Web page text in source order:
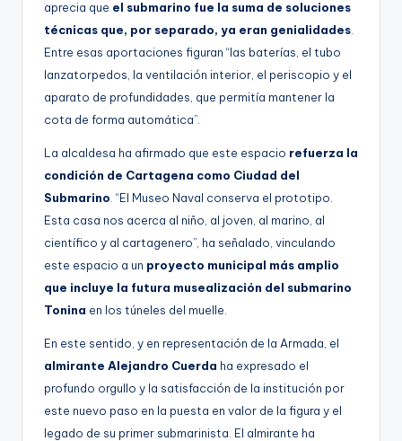
aprecia que el submarino fue la suma de soluciones
técnicas que, por separado, ya eran genialidades
Entre esas aportaciones figuran “las baterías, el tubo
lanzatorpedos, la ventilación interior, el periscopio y el
aparato de profundidades, que permitía mantener la
cota de forma automática”.
La alcaldesa ha afirmado que este espacio refuerza la
condición de Cartagena como Ciudad del
Submarino . “El Museo Naval conserva el prototipo.
Esta casa nos acerca al niño, al joven, al marino, al
científico y al cartagenero”, ha señalado, vinculando
este espacio a un proyecto municipal más amplio
que incluye la futura musealización del submarino
Tonina en los túneles del muelle.
En este sentido, y en representación de la Armada, el
almirante Alejandro Cuerda ha expresado el
profundo orgullo y la satisfacción de la institución por
este nuevo paso en la puesta en valor de la figura y el
legado de su primer submarinista. El almirante ha